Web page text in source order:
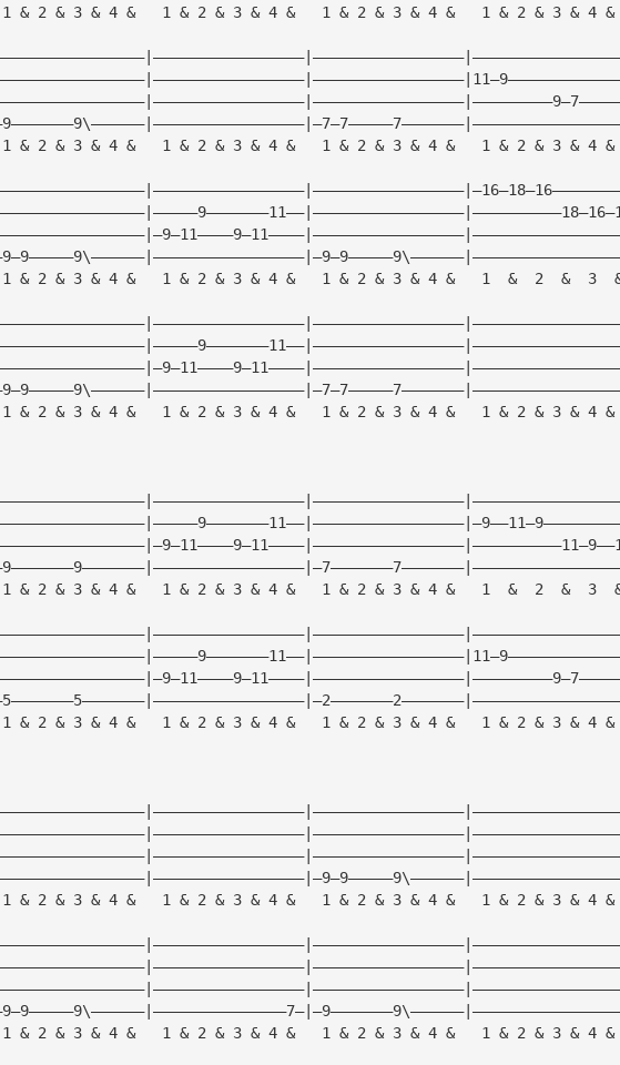
& 2 & 3 & 4 &   1 & 2 & 3 & 4 &   1 & 2 & 3 & 4 &   1 & 2 & 3 & 4 &
& 2 & 3 & 4 &   1 & 2 & 3 & 4 &   1 & 2 & 3 & 4 &   1 & 2 & 3 & 4 &
& 2 & 3 & 4 &   1 & 2 & 3 & 4 &   1 & 2 & 3 & 4 &   1  &  2  &  3
& 2 & 3 & 4 &   1 & 2 & 3 & 4 &   1 & 2 & 3 & 4 &   1 & 2 & 3 & 4 &
& 2 & 3 & 4 &   1 & 2 & 3 & 4 &   1 & 2 & 3 & 4 &   1  &  2  &  3
& 2 & 3 & 4 &   1 & 2 & 3 & 4 &   1 & 2 & 3 & 4 &   1 & 2 & 3 & 4 &
& 2 & 3 & 4 &   1 & 2 & 3 & 4 &   1 & 2 & 3 & 4 &   1 & 2 & 3 & 4 &
& 2 & 3 & 4 &   1 & 2 & 3 & 4 &   1 & 2 & 3 & 4 &   1 & 2 & 3 & 4 &